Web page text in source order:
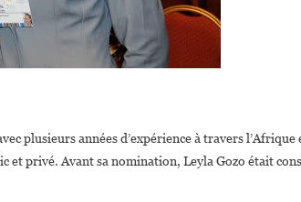
plusieurs années d’expérience à travers l’Afrique
et privé. Avant sa nomination, Leyla Gozo était